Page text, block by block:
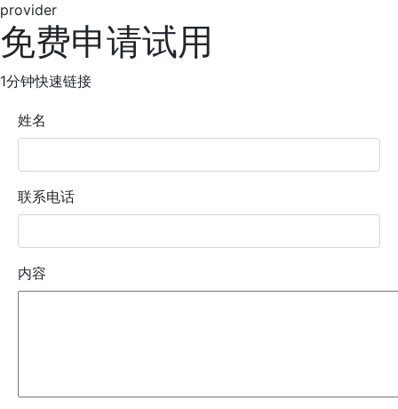
provider
免费申请试用
1分钟快速链接
姓名
联系电话
内容